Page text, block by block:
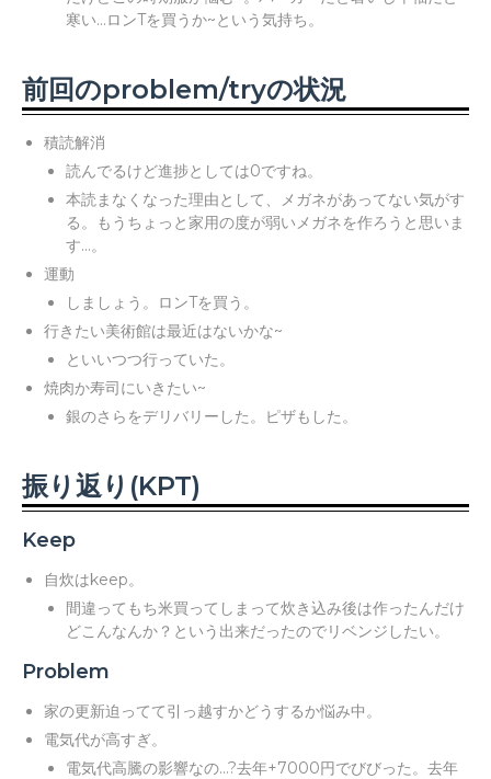
寒い...ロンTを買うか~という気持ち。
前回のproblem/tryの状況
積読解消
読んでるけど進捗としては0ですね。
本読まなくなった理由として、メガネがあってない気がす
る。もうちょっと家用の度が弱いメガネを作ろうと思いま
す...。
運動
しましょう。ロンTを買う。
行きたい美術館は最近はないかな~
といいつつ行っていた。
焼肉か寿司にいきたい~
銀のさらをデリバリーした。ピザもした。
振り返り(KPT)
Keep
自炊はkeep。
間違ってもち米買ってしまって炊き込み後は作ったんだけ
どこんなんか？という出来だったのでリベンジしたい。
Problem
家の更新迫ってて引っ越すかどうするか悩み中。
電気代が高すぎ。
電気代高騰の影響なの...?去年+7000円でびびった。去年